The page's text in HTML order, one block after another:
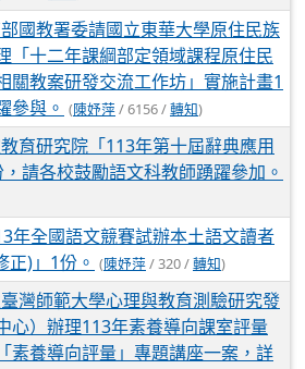
國教署委請國立東華大學原住民族
「十二年課綱部定領域課程原住民
關教案研發交流工作坊」實施計畫1
參與。 (陳妤萍/ 6156 /轉知)
育研究院「113年第十屆辭典應用
請各校鼓勵語文科教師踴躍參加。
年全國語文競賽試辦本土語文讀者
正)」1份。 (陳妤萍/ 320 /轉知)
灣師範大學心理與教育測驗研究發
心）辦理113年素養導向課室評量
素養導向評量」專題講座一案，詳